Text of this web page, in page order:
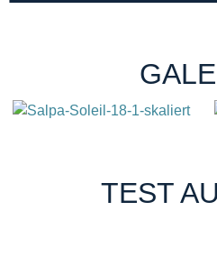
TEST